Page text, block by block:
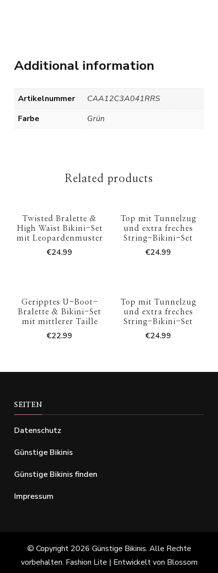
Additional information
Artikelnummer
CAA12C3A041RRS
Farbe
Grün
Related products
Twisted Bralette &
High Waist Bikini-Set
mit Leopardenmuster
€24.99
Top mit Tunnelzug
und extra freches
String-Bikini-Set
€24.99
Geripptes U-Boot-
Bralette & Bikini-Set
mit mittlerer Taille
€22.99
Top mit Tunnelzug
und extra freches
String-Bikini-Set
€24.99
SEITEN
Datenschutz
Günstige Bikinis
Günstige Bikinis finden
Impressum
© Copyright 2026 Günstige Bikinis. Alle Rechte
vorbehalten. Fashion Lite | Entwickelt von Blossom